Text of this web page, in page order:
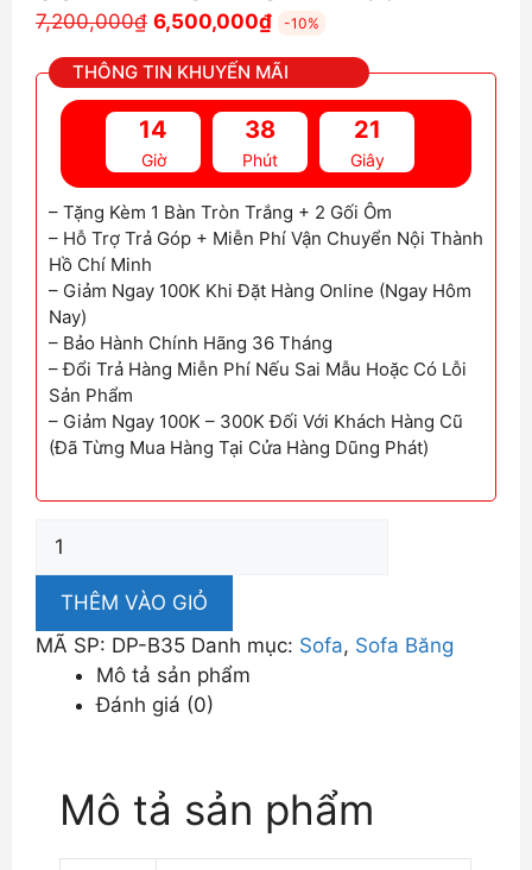
7,200,000₫ Giá
là:
7,200,000₫.
6,500,000₫Giá
tại
là:
6,500,000₫.
-10%
THÔNG TIN KHUYẾN MÃI
14
Giờ
38
Phút
20
Giây
– Tặng Kèm 1 Bàn Tròn Trắng + 2 Gối Ôm
– Hỗ Trợ Trả Góp + Miễn Phí Vận Chuyển Nội Thành
Hồ Chí Minh
– Giảm Ngay 100K Khi Đặt Hàng Online (Ngay Hôm
Nay)
– Bảo Hành Chính Hãng 36 Tháng
– Đổi Trả Hàng Miễn Phí Nếu Sai Mẫu Hoặc Có Lỗi
Sản Phẩm
– Giảm Ngay 100K – 300K Đối Với Khách Hàng Cũ
(Đã Từng Mua Hàng Tại Cửa Hàng Dũng Phát)
Băng
Nhỏ
B35
lượng
THÊM VÀO GIỎ
MÃ SP: DP-B35 Danh mục: Sofa, Sofa Băng
Mô tả sản phẩm
Đánh giá (0)
Mô tả sản phẩm